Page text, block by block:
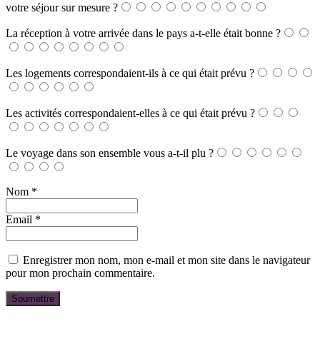
votre séjour sur mesure ?
La réception à votre arrivée dans le pays a-t-elle était bonne ?
Les logements correspondaient-ils à ce qui était prévu ?
Les activités correspondaient-elles à ce qui était prévu ?
Le voyage dans son ensemble vous a-t-il plu ?
Nom *
Email *
Enregistrer mon nom, mon e-mail et mon site dans le navigateur
pour mon prochain commentaire.